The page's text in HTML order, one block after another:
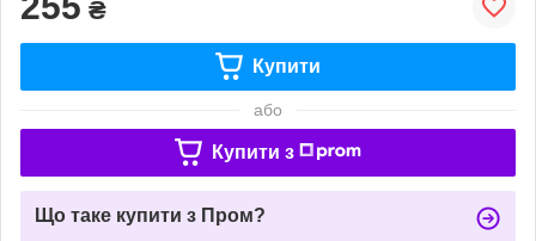
₴
Купити
або
Купити з
Що таке купити з Пром?